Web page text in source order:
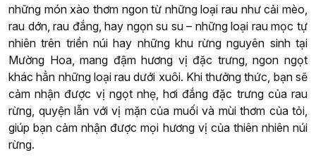
những món xào thơm ngon từ những loại rau như cải mèo,
rau dớn, rau đắng, hay ngọn su su – những loại rau mọc tự
nhiên trên triền núi hay những khu rừng nguyên sinh tại
Mường Hoa, mang đậm hương vị đặc trưng, ngon ngọt
khác hẳn những loại rau dưới xuôi. Khi thưởng thức, bạn sẽ
cảm nhận được vị ngọt nhẹ, hơi đắng đặc trưng của rau
rừng, quyện lẫn với vị mặn của muối và mùi thơm của tỏi,
giúp bạn cảm nhận được mọi hương vị của thiên nhiên núi
rừng.